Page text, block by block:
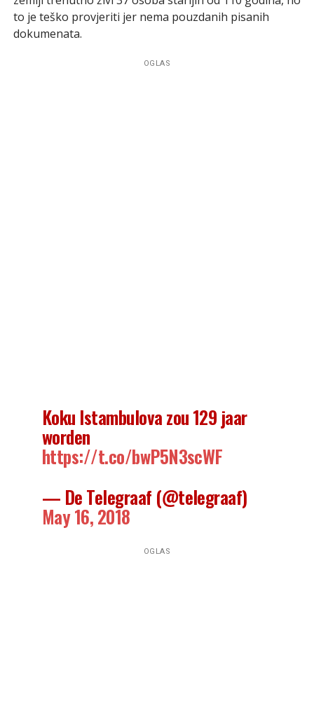
to je teško provjeriti jer nema pouzdanih pisanih
dokumenata.
OGLAS
Koku Istambulova zou 129 jaar
worden
https://t.co/bwP5N3scWF
— De Telegraaf (@telegraaf)
May 16, 2018
OGLAS